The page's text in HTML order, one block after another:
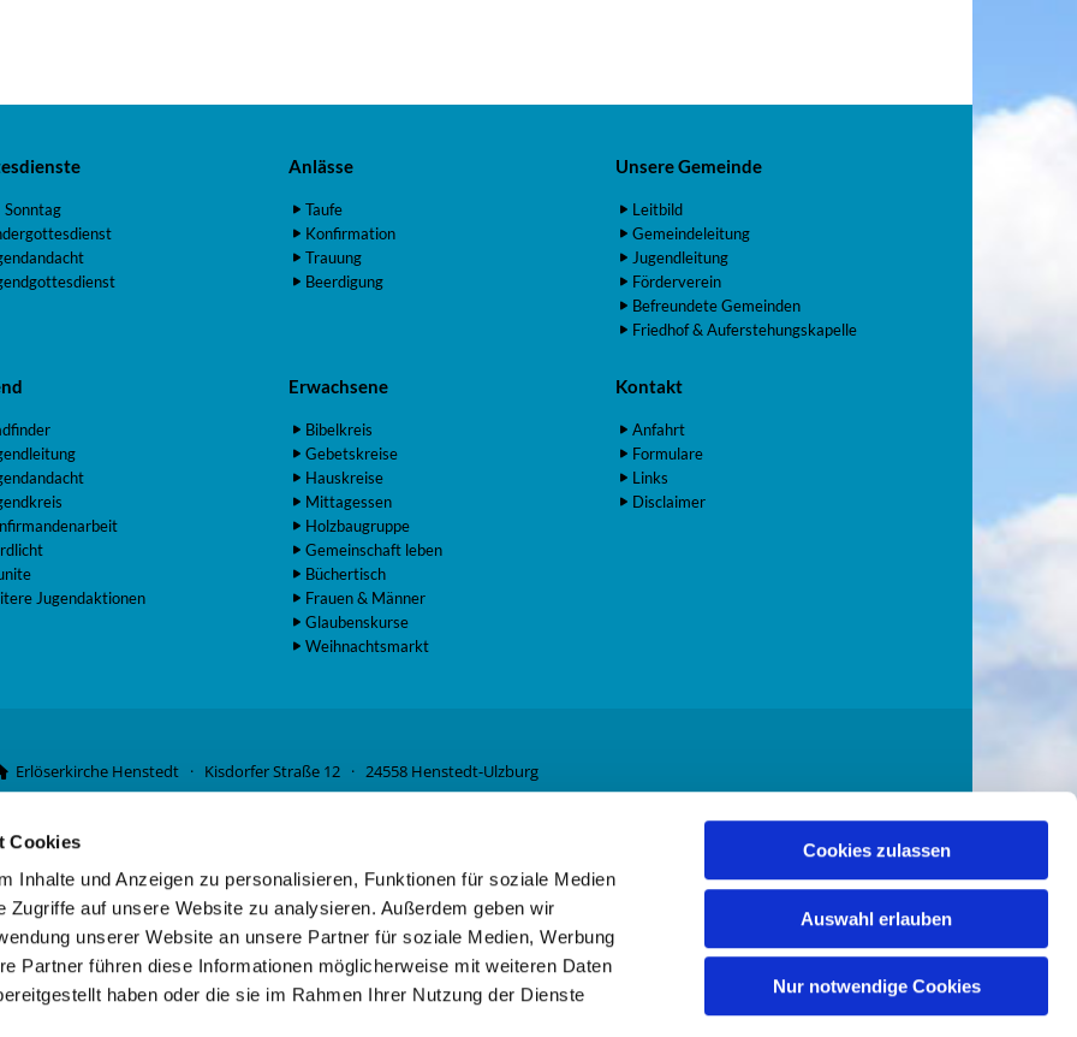
Cookies
Inhalte und Anzeigen zu personalisieren, Funktionen für soziale Medien
Zugriffe auf unsere Website zu analysieren. Außerdem geben wir
unserer Website an unsere Partner für soziale Medien, Werbung
Partner führen diese Informationen möglicherweise mit weiteren Daten
haben oder die sie im Rahmen Ihrer Nutzung der Dienste
Cookies zulassen
Auswahl erlauben
Nur notwendige Cookies
Sonntag
Anlässe
Taufe
Konfirmation
Trauung
Beerdigung
Unsere Gemeinde
Leitbild
Gemeindeleitung
Jugendleitung
Förderverein
Befreundete Gemeinden
Friedhof & Auferstehungskapelle
Jugendaktionen
Erwachsene
Bibelkreis
Gebetskreise
Hauskreise
Mittagessen
Holzbaugruppe
Gemeinschaft leben
Büchertisch
Frauen & Männer
Glaubenskurse
Weihnachtsmarkt
Kontakt
Anfahrt
Formulare
Links
Disclaimer
Erlöserkirche Henstedt · Kisdorfer Straße 12 · 24558 Henstedt-Ulzburg
Bank · DE07 5206 0410 5006 4634 01 · Kontoinhaber: Kirchenkreis Altholstein
Kontaktinformationen·Impressum